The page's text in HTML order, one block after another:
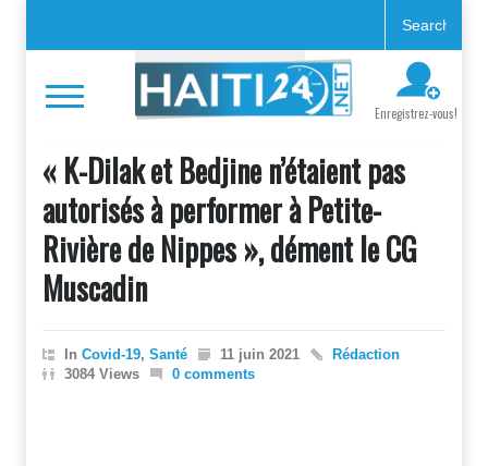
Enregistrez-vous!
« K-Dilak et Bedjine n’étaient pas
autorisés à performer à Petite-
Rivière de Nippes », dément le CG
Muscadin
In Covid-19, Santé 11 juin 2021
Rédaction
3084 Views
0 comments